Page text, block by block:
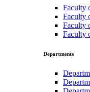
Faculty
Faculty
Faculty
Faculty
Departments